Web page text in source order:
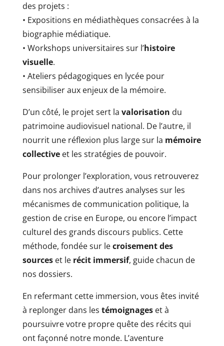
des projets :
• Expositions en médiathèques consacrées à la
biographie médiatique.
• Workshops universitaires sur l’histoire
visuelle.
• Ateliers pédagogiques en lycée pour
sensibiliser aux enjeux de la mémoire.
D’un côté, le projet sert la valorisation du
patrimoine audiovisuel national. De l’autre, il
nourrit une réflexion plus large sur la mémoire
collectiveet les stratégies de pouvoir.
Pour prolonger l’exploration, vous retrouverez
dans nos archives d’autres analyses sur les
mécanismes de communication politique, la
gestion de crise en Europe, ou encore l’impact
culturel des grands discours publics. Cette
méthode, fondée sur lecroisement des
sourceset le récit immersif, guide chacun de
nos dossiers.
En refermant cette immersion, vous êtes invité
à replonger dans les témoignageset à
poursuivre votre propre quête des récits qui
ont façonné notre monde. L’aventure